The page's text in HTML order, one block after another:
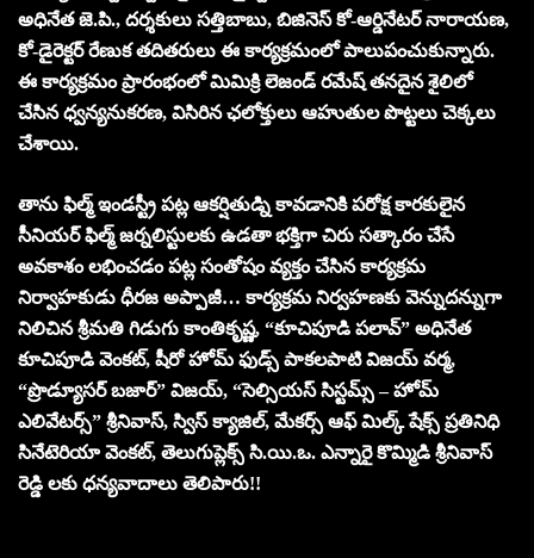
అధినేత జె.పి., దర్శకులు సత్తిబాబు, బిజినెస్ కో-ఆర్డినేటర్ నారాయణ,
కో-డైరెక్టర్ రేణుక తదితరులు ఈ కార్యక్రమంలో పాలుపంచుకున్నారు.
ఈ కార్యక్రమం ప్రారంభంలో మిమిక్రి లెజండ్ రమేష్ తనదైన శైలిలో
చేసిన ధ్వన్యనుకరణ, విసిరిన ఛలోక్తులు ఆహుతుల పొట్టలు చెక్కలు
చేశాయి.
తాను ఫిల్మ్ ఇండస్ట్రీ పట్ల ఆకర్షితుడ్ని కావడానికి పరోక్ష కారకులైన
సీనియర్ ఫిల్మ్ జర్నలిస్టులకు ఉడతా భక్తిగా చిరు సత్కారం చేసే
అవకాశం లభించడం పట్ల సంతోషం వ్యక్తం చేసిన కార్యక్రమ
నిర్వాహకుడు ధీరజ అప్పాజీ… కార్యక్రమ నిర్వహణకు వెన్నుదన్నుగా
నిలిచిన శ్రీమతి గిడుగు కాంతికృష్ణ, “కూచిపూడి పలావ్” అధినేత
కూచిపూడి వెంకట్, షీరో హోమ్ ఫుడ్స్ పాకలపాటి విజయ్ వర్మ,
“ప్రొడ్యూసర్ బజార్” విజయ్, “సెల్సియస్ సిస్టమ్స్ – హోమ్
ఎలివేటర్స్” శ్రీనివాస్, స్విస్ క్యాజిల్, మేకర్స్ ఆఫ్ మిల్క్ షేక్స్ ప్రతినిధి
సినేటెరియా వెంకట్, తెలుగుప్లెక్స్ సి.యి.ఒ. ఎన్నారై కొమ్మిడి శ్రీనివాస్
రెడ్డి లకు ధన్యవాదాలు తెలిపారు!!